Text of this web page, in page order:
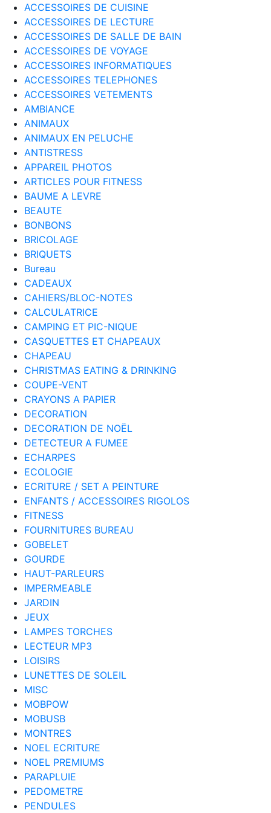
ACCESSOIRES DE CUISINE
ACCESSOIRES DE LECTURE
ACCESSOIRES DE SALLE DE BAIN
ACCESSOIRES DE VOYAGE
ACCESSOIRES INFORMATIQUES
ACCESSOIRES TELEPHONES
ACCESSOIRES VETEMENTS
AMBIANCE
ANIMAUX
ANIMAUX EN PELUCHE
ANTISTRESS
APPAREIL PHOTOS
ARTICLES POUR FITNESS
BAUME A LEVRE
BEAUTE
BONBONS
BRICOLAGE
BRIQUETS
Bureau
CADEAUX
CAHIERS/BLOC-NOTES
CALCULATRICE
CAMPING ET PIC-NIQUE
CASQUETTES ET CHAPEAUX
CHAPEAU
CHRISTMAS EATING & DRINKING
COUPE-VENT
CRAYONS A PAPIER
DECORATION
DECORATION DE NOËL
DETECTEUR A FUMEE
ECHARPES
ECOLOGIE
ECRITURE / SET A PEINTURE
ENFANTS / ACCESSOIRES RIGOLOS
FITNESS
FOURNITURES BUREAU
GOBELET
GOURDE
HAUT-PARLEURS
IMPERMEABLE
JARDIN
JEUX
LAMPES TORCHES
LECTEUR MP3
LOISIRS
LUNETTES DE SOLEIL
MISC
MOBPOW
MOBUSB
MONTRES
NOEL ECRITURE
NOEL PREMIUMS
PARAPLUIE
PEDOMETRE
PENDULES